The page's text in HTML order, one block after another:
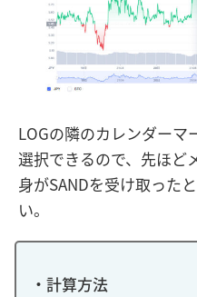
LOGの隣のカレンダーマ
選択できるので、先ほど
身がSANDを受け取った
い。
・計算方法